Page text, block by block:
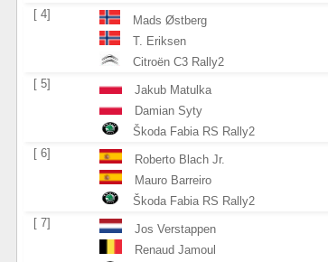
[ 4]
Mads Østberg
T. Eriksen
Citroën C3 Rally2
[ 5]
Jakub Matulka
Damian Syty
Škoda Fabia RS Rally2
[ 6]
Roberto Blach Jr.
Mauro Barreiro
Škoda Fabia RS Rally2
[ 7]
Jos Verstappen
Renaud Jamoul